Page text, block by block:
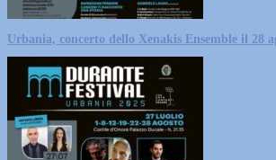
Urbania, concerto dello Xenakis Ensemble il 28